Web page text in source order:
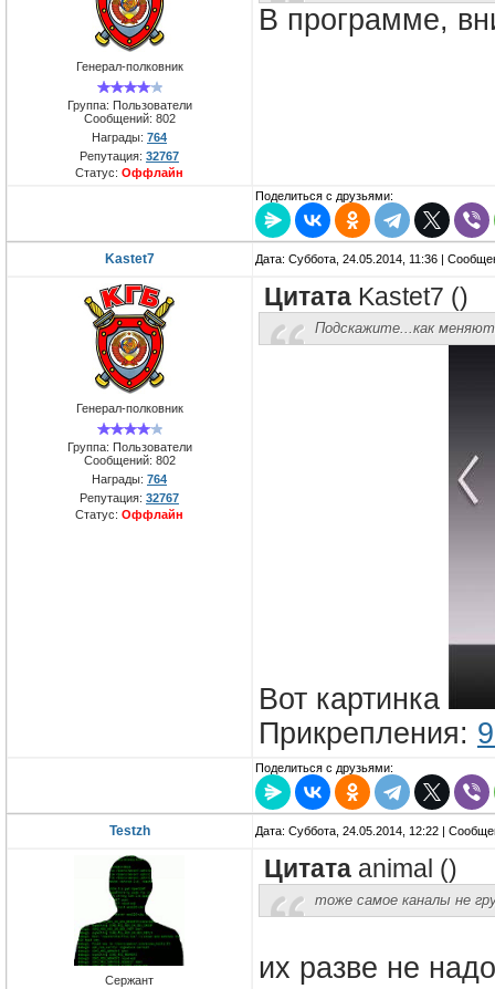
Генерал-полковник
Группа: Пользователи
Сообщений: 802
Награды: 764
Репутация: 32767
Статус: Оффлайн
В программе,
Поделиться с друзьями:
Kastet7 Дата: Суббота, 24.05.2014, 11:36 |
Генерал-полковник
Группа: Пользователи
Сообщений: 802
Награды: 764
Репутация: 32767
Статус: Оффлайн
Цитата Kastet7 ()
Подскажите...как меняют
Вот картинка
Прикрепления:
Поделиться с друзьями:
Testzh Дата: Суббота, 24.05.2014, 12:22 |
Сержант
Цитата animal ()
тоже самое каналы не
их разве не